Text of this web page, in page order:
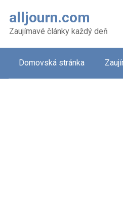
alljourn.com
Zaujímavé články každý deň
Domovská stránka